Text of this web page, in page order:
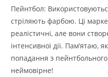
Пейнтбол:
стріляють фарбою. Ці
реалістичні, але вони
інтенсивної дії. Пам’ятаю,
попадання з
неймовірне!